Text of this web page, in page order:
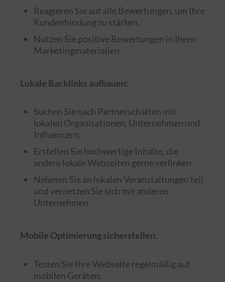
Reagieren Sie auf alle Bewertungen, um Ihre
Kundenbindung zu stärken.
Nutzen Sie positive Bewertungen in Ihren
Marketingmaterialien.
Lokale Backlinks aufbauen:
Suchen Sie nach Partnerschaften mit
lokalen Organisationen, Unternehmen und
Influencern.
Erstellen Sie hochwertige Inhalte, die
andere lokale Webseiten gerne verlinken.
Nehmen Sie an lokalen Veranstaltungen teil
und vernetzen Sie sich mit anderen
Unternehmen.
Mobile Optimierung sicherstellen:
Testen Sie Ihre Webseite regelmäßig auf
mobilen Geräten.